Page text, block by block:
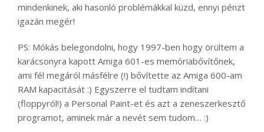
mindenkinek, aki hasonló problémákkal küzd, ennyi pénzt
igazán megér!
PS: Mókás belegondolni, hogy 1997-ben hogy örültem a
karácsonyra kapott Amiga 601-es memóriabővítőnek,
ami fél megáról másfélre (!) bővítette az Amiga 600-am
RAM kapacitását :) Egyszerre el tudtam indítani
(floppyról!) a Personal Paint-et és azt a zeneszerkesztő
programot, aminek már a nevét sem tudom… :)